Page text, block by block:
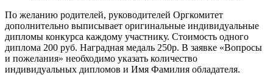
По желанию родителей, руководителей Оргкомитет
дополнительно выписывает оригинальные индивидуальные
дипломы конкурса каждому участнику. Стоимость одного
диплома 200 руб. Наградная медаль 250р. В заявке «Вопросы
и пожелания» необходимо указать количество
индивидуальных дипломов и Имя Фамилия обладателя.